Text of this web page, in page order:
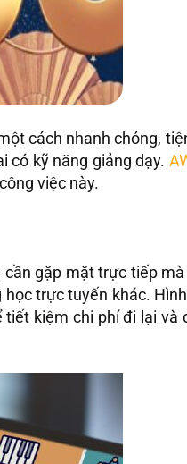
cách nhanh chóng,
có kỹ năng giảng dạy.
việc này.
gặp mặt trực tiếp
trực tuyến khác.
kiệm chi phí đi lại và